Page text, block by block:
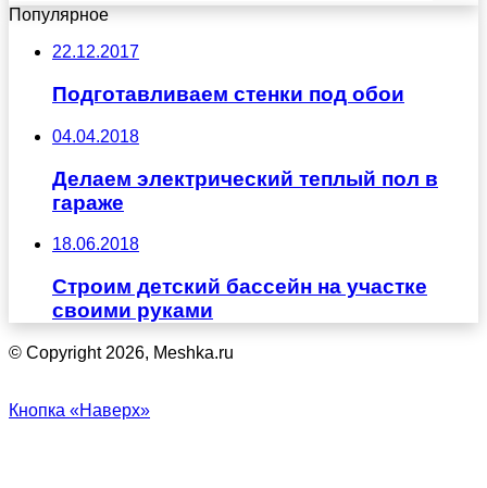
Популярное
22.12.2017
Подготавливаем стенки под обои
04.04.2018
Делаем электрический теплый пол в
гараже
18.06.2018
Строим детский бассейн на участке
своими руками
© Copyright 2026, Meshka.ru
Кнопка «Наверх»